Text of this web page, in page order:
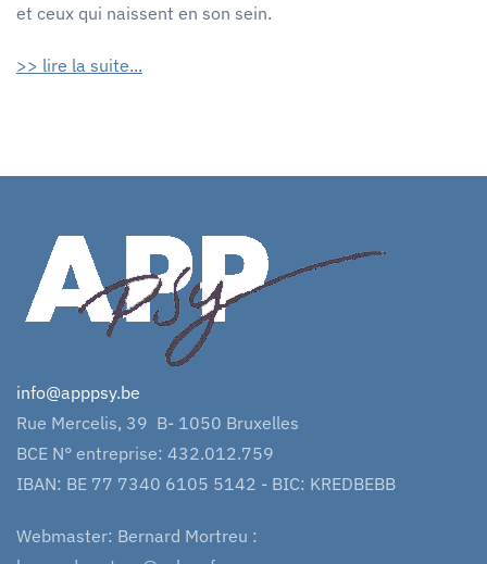
et ceux qui naissent en son sein.
>> lire la suite...
info@apppsy.be
Rue Mercelis, 39 B- 1050 Bruxelles
BCE N° entreprise: 432.012.759
IBAN: BE 77 7340 6105 5142 - BIC: KREDBEBB
Webmaster: Bernard Mortreu :